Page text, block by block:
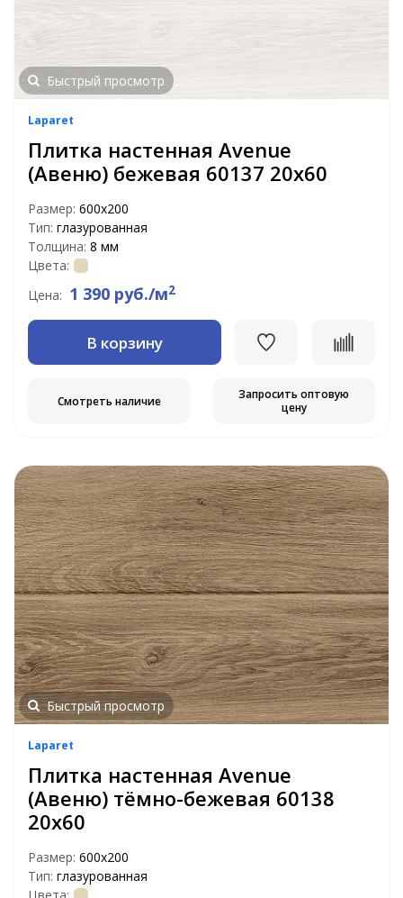
Быстрый просмотр
Laparet
Плитка настенная Avenue
(Авеню) бежевая 60137 20х60
Размер: 600х200
Тип: глазурованная
Толщина: 8 мм
Цвета:
Цена: 1 390 руб./м2
В корзину
Смотреть наличие
Запросить оптовую
цену
Быстрый просмотр
Laparet
Плитка настенная Avenue
(Авеню) тёмно-бежевая 60138
20х60
Размер: 600х200
Тип: глазурованная